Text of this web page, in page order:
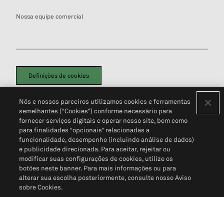
Nossa equipe comercial
Definições de cookies
Política de PrivacidadePortal de privacidade do cliente (em inglês)
Não Venda Minhas Informações Pessoais© 2026 S&P Global
Nós e nossos parceiros utilizamos cookies e ferramentas
semelhantes (“Cookies”) conforme necessário para
fornecer serviços digitais e operar nosso site, bem como
para finalidades “opcionais” relacionadas a
funcionalidade, desempenho (incluindo análise de dados)
e publicidade direcionada. Para aceitar, rejeitar ou
modificar suas configurações de cookies, utilize os
botões neste banner. Para mais informações ou para
alterar sua escolha posteriormente, consulte nosso Aviso
sobre Cookies.